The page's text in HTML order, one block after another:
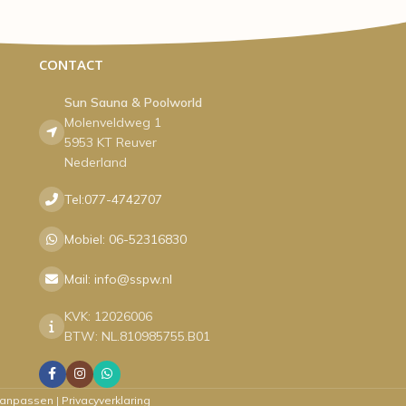
CONTACT
Sun Sauna & Poolworld
Molenveldweg 1
5953 KT Reuver
Nederland
Tel:077-4742707
Mobiel: 06-52316830
Mail: info@sspw.nl
KVK: 12026006
BTW: NL.810985755.B01
| Privacyverklaring